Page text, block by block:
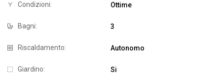
Condizioni: Ottime
Bagni: 3
Riscaldamento: Autonomo
Giardino: Si